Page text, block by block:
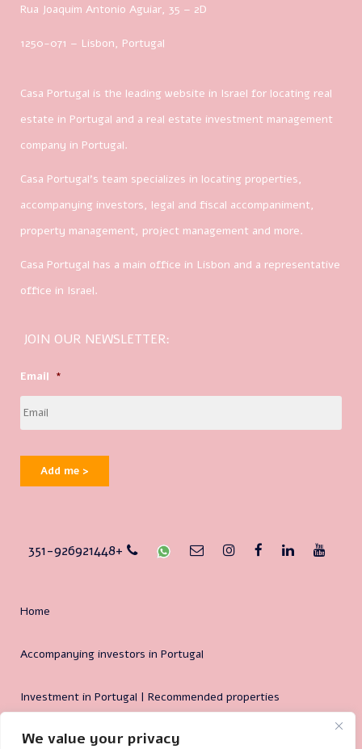
We value your privacy
Rua Joaquim Antonio Aguiar, 35 – 2D
1250-071 – Lisbon, Portugal
Casa Portugal is the leading website in Israel for locating real
estate in Portugal and a real estate investment management
company in Portugal.
Casa Portugal’s team specializes in locating properties,
accompanying investors, legal and fiscal accompaniment,
property management, project management and more.
Casa Portugal has a main office in Lisbon and a representative
office in Israel.
JOIN OUR NEWSLETTER:
Email *
Add me >
351-926921448+
Home
Accompanying investors in Portugal
Investment in Portugal | Recommended properties